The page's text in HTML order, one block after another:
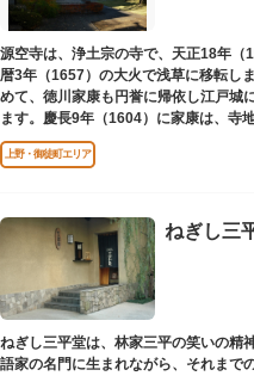
源空寺は、浄土宗の寺で、天正18年（
暦3年（1657）の大火で浅草に移転し
めて、徳川家康も円誉に帰依し江戸城
ます。慶長9年（1604）に家康は、寺
寺の号を円誉に与えました。
上野・御徒町エリア
ねぎし三
ねぎし三平堂は、林家三平の笑いの精
語家の名門に生まれながら、それまで